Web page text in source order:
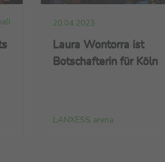
20.04.2023
Laura Wontorra ist
Botschafterin für Köln
LANXESS arena